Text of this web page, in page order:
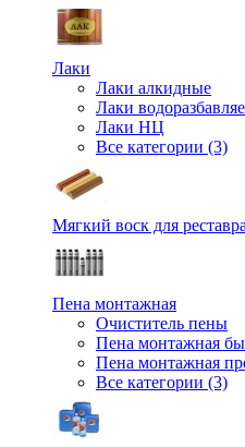
Лаки
Лаки алкидные
Лаки
Лаки НЦ
Все категории (3)
Мягкий воск для
Пена монтажная
Очиститель пены
Пена монтажная
Пена монтажная
Все категории (3)